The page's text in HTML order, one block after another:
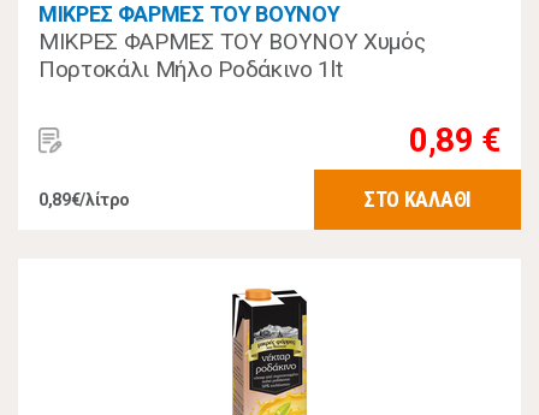
ΜΙΚΡΕΣ ΦΑΡΜΕΣ ΤΟΥ ΒΟΥΝΟΥ
ΜΙΚΡΕΣ ΦΑΡΜΕΣ ΤΟΥ ΒΟΥΝΟΥ Χυμός
Πορτοκάλι Μήλο Ροδάκινο 1lt
0,89 €
0,89€/λίτρο ΣΤΟ ΚΑΛΑΘΙ